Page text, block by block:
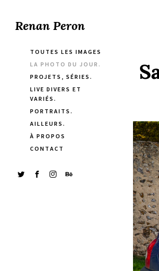
Renan Peron
TOUTES LES IMAGES
LA PHOTO DU JOUR.
PROJETS, SÉRIES.
LIVE DIVERS ET
VARIÉS.
PORTRAITS.
AILLEURS.
À PROPOS
CONTACT